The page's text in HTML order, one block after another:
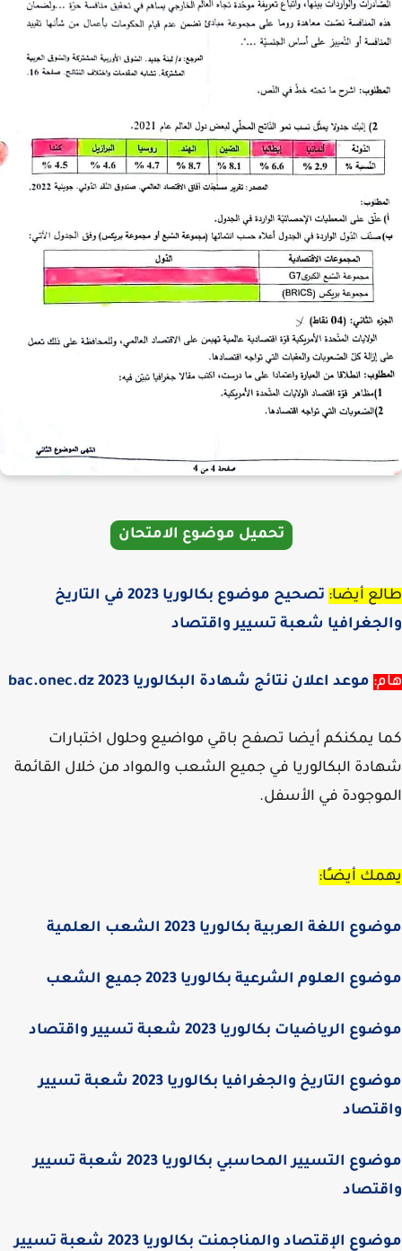
تحميل موضوع الامتحان
أيضا:
تصحيح موضوع بكالوريا 2023 في التاريخ
شعبة تسيير واقتصاد
موعد اعلان نتائج شهادة البكالوريا 2023 bac.onec.dz
يمكنكم أيضا تصفح باقي مواضيع وحلول اختبارات
البكالوريا في جميع الشعب والمواد من خلال القائمة
في الأسفل.
أيضـًا:
اللغة العربية بكالوريا 2023 الشعب العلمية
العلوم الشرعية بكالوريا 2023 جميع الشعب
الرياضيات بكالوريا 2023 شعبة تسيير واقتصاد
موضوع التاريخ والجغرافيا بكالوريا 2023 شعبة تسيير
موضوع التسيير المحاسبي بكالوريا 2023 شعبة تسيير
موضوع الإقتصاد والمناجمنت بكالوريا 2023 شعبة تسيير